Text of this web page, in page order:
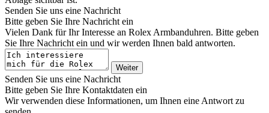
Senden Sie uns eine Nachricht
Bitte geben Sie Ihre Nachricht ein
Vielen Dank für Ihr Interesse an Rolex Armbanduhren. Bitte geben
Sie Ihre Nachricht ein und wir werden Ihnen bald antworten.
Weiter
Senden Sie uns eine Nachricht
Bitte geben Sie Ihre Kontaktdaten ein
Wir verwenden diese Informationen, um Ihnen eine Antwort zu